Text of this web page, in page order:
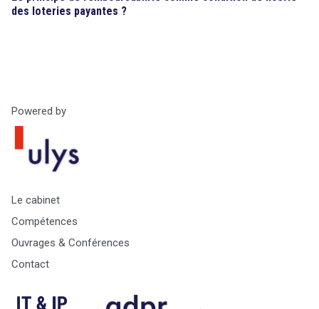
des loteries payantes ?
Powered by
Le cabinet
Compétences
Ouvrages & Conférences
Contact